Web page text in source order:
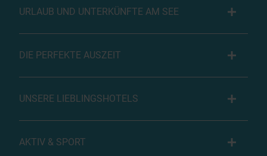
URLAUB UND UNTERKÜNFTE AM SEE
DIE PERFEKTE AUSZEIT
UNSERE LIEBLINGSHOTELS
AKTIV & SPORT